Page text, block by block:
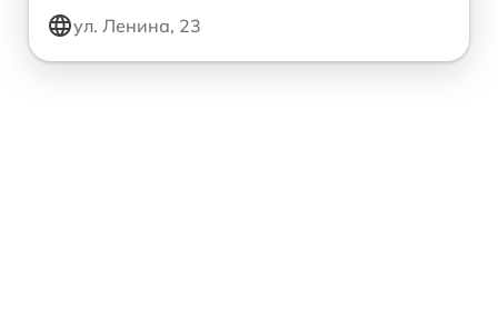
ул. Ленина, 23